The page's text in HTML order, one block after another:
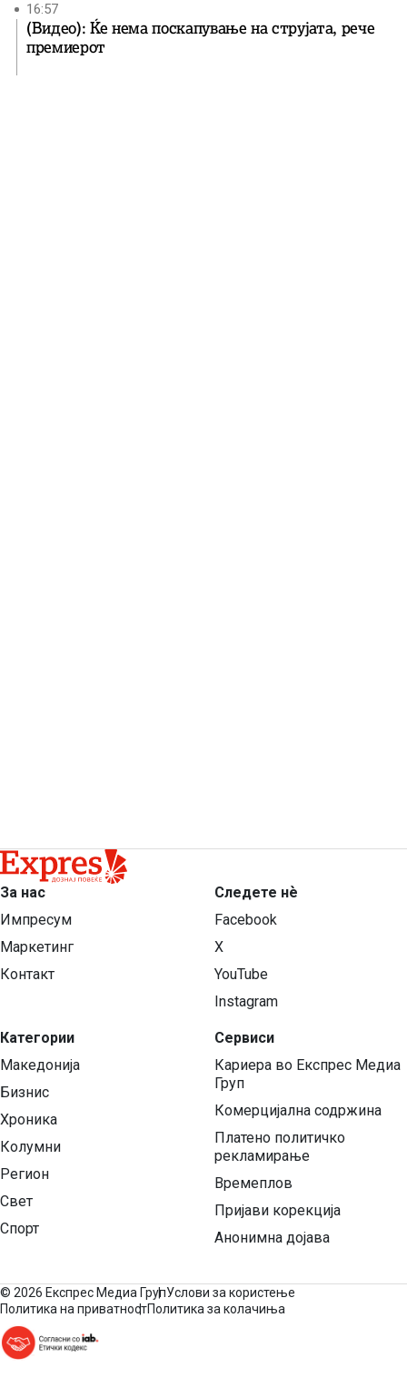
16:57
(Видео): Ќе нема поскапување на струјата, рече
премиерот
За нас
Импресум
Маркетинг
Контакт
Категории
Македонија
Бизнис
Хроника
Колумни
Регион
Свет
Спорт
Следете нѐ
Facebook
X
YouTube
Instagram
Сервиси
Кариера во Експрес Медиа
Груп
Комерцијална содржина
Платено политичко
рекламирање
Времеплов
Пријави корекција
Анонимна дојава
© 2026 Експрес Медиа ГрупУслови за користење
Политика на приватностПолитика за колачиња